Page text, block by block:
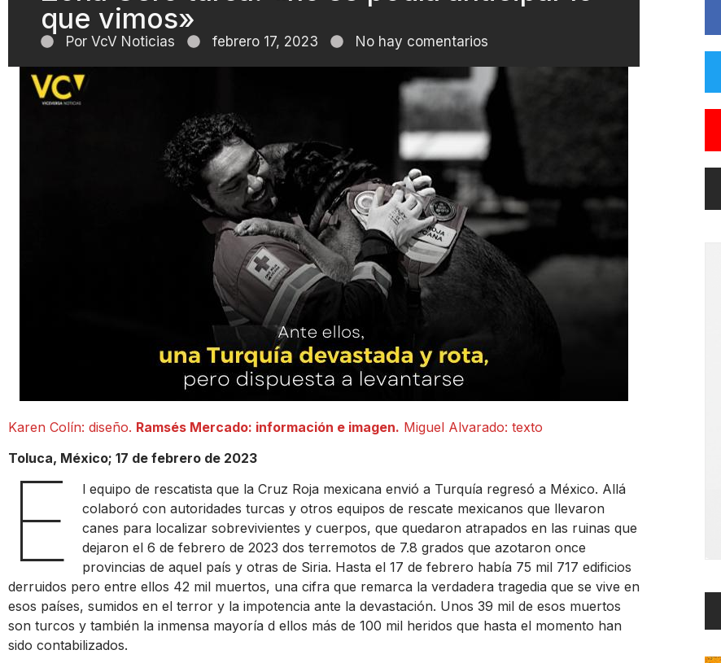
que vimos»
Por VcV Noticias febrero 17, 2023 No hay comentarios
Karen Colín: diseño. Ramsés Mercado: información e imagen. Miguel Alvarado: texto
Toluca, México; 17 de febrero de 2023
E
l equipo de rescatista que la Cruz Roja mexicana envió a Turquía regresó a México. Allá
colaboró con autoridades turcas y otros equipos de rescate mexicanos que llevaron
canes para localizar sobrevivientes y cuerpos, que quedaron atrapados en las ruinas que
dejaron el 6 de febrero de 2023 dos terremotos de 7.8 grados que azotaron once
provincias de aquel país y otras de Siria. Hasta el 17 de febrero había 75 mil 717 edificios
derruidos pero entre ellos 42 mil muertos, una cifra que remarca la verdadera tragedia que se vive en
esos países, sumidos en el terror y la impotencia ante la devastación. Unos 39 mil de esos muertos
son turcos y también la inmensa mayoría d ellos más de 100 mil heridos que hasta el momento han
sido contabilizados.